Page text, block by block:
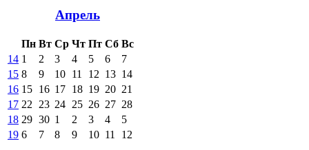
Апрель
Пн Вт Ср Чт Пт Сб Вс
14 1 2 3 4 5 6
7
15 8 9 10 11 12 13 14
16 15 16 17 18 19 20 21
17 22 23 24 25 26 27 28
18 29 30 1 2 3 4
5
19 6 7 8 9 10 11 12